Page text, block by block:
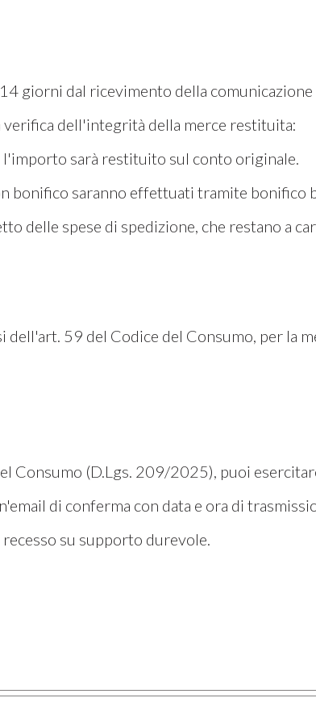
giorni dal ricevimento della comunicazione
dell'integrità della merce restituita:
l'importo sarà restituito sul conto originale.
bonifico saranno effettuati tramite bonifico
delle spese di spedizione, che restano a
dell'art. 59 del Codice del Consumo, per la
Consumo (D.Lgs. 209/2025), puoi
di conferma con data e ora di
su supporto durevole.